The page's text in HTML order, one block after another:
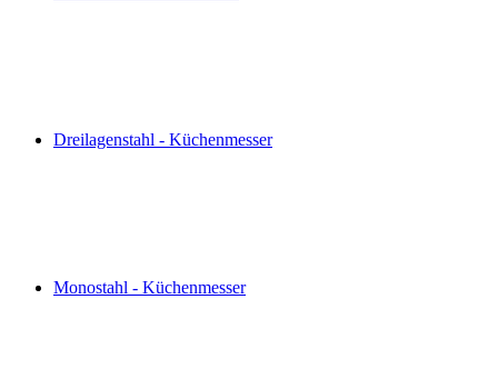
Dreilagenstahl - Küchenmesser
Monostahl - Küchenmesser